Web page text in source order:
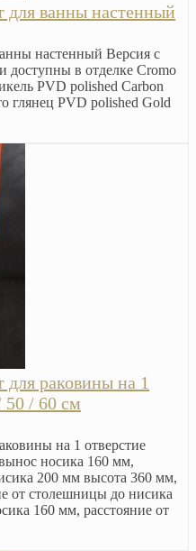
для ванны настенный
настенный Версия с
доступны в отделке Cromo
PVD polished Carbon
глянец PVD polished Gold
для раковины на 1
50 / 60 см
на 1 отверстие
носика 160 мм,
200 мм высота 360 мм,
от столешницы до нисика
160 мм, расстояние от